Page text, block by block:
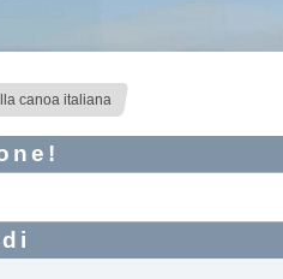
canoa italiana